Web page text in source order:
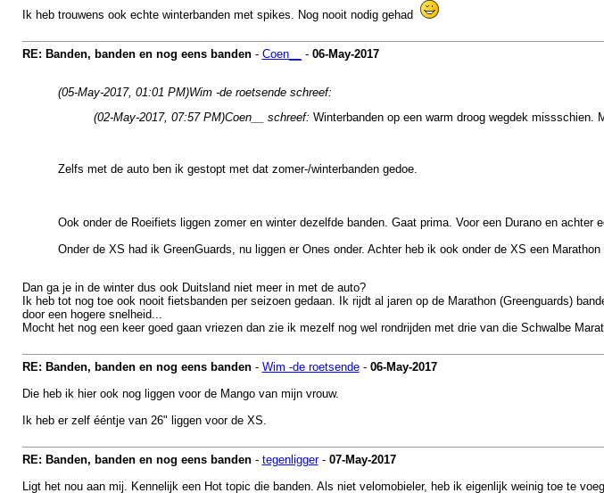
Ik heb trouwens ook echte winterbanden met spikes. Nog nooit nodig gehad
RE: Banden, banden en nog eens banden- Coen__ - 06-May-2017
(05-May-2017, 01:01 PM)Wim -de roetsende schreef:
(02-May-2017, 07:57 PM)Coen__ schreef: Winterbanden op een warm droog wegdek missschien.
Zelfs met de auto ben ik gestopt met dat zomer-/winterbanden gedoe.
Ook onder de Roeifiets liggen zomer en winter dezelfde banden. Gaat prima. Voor een Durano en achter
Onder de XS had ik GreenGuards, nu liggen er Ones onder. Achter heb ik ook onder de XS een Marathon
Dan ga je in de winter dus ook Duitsland niet meer in met de auto?
Ik heb tot nog toe ook nooit fietsbanden per seizoen gedaan. Ik rijdt al jaren op de Marathon (Greenguards)
door een hogere snelheid...
Mocht het nog een keer goed gaan vriezen dan zie ik mezelf nog wel rondrijden met drie van die Schwalbe
RE: Banden, banden en nog eens banden- Wim -de roetsende- 06-May-2017
Die heb ik hier ook nog liggen voor de Mango van mijn vrouw.
Ik heb er zelf ééntje van 26" liggen voor de XS.
RE: Banden, banden en nog eens banden- tegenligger- 07-May-2017
Ligt het nou aan mij. Kennelijk een Hot topic die banden. Als niet velomobieler, heb ik eigenlijk weinig toe te